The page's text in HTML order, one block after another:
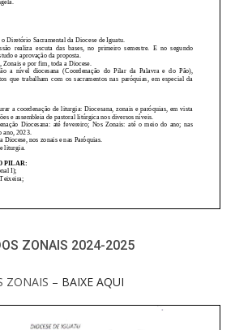
ZONAIS 2024-2025
ZONAIS – BAIXE AQUI